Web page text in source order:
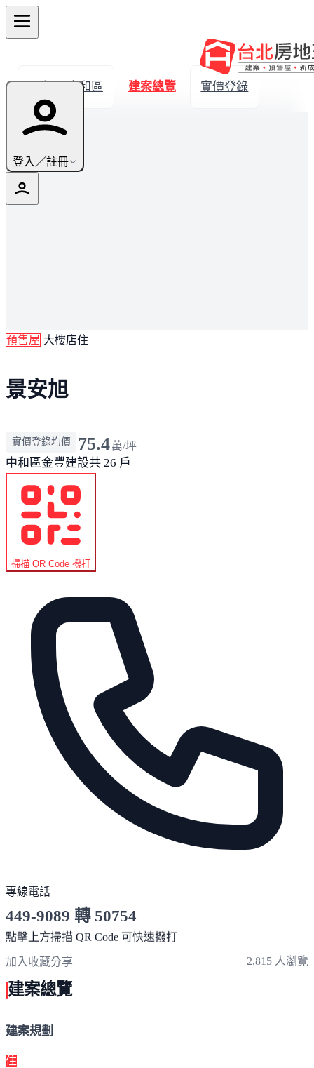
登入／註冊
← 返回中和區 建案總覽 實價登錄
預售屋 大樓店住
景安旭
實價登錄均價 75.4萬/坪
中和區金豐建設共 26 戶
掃描 QR Code 撥打
專線電話
449-9089 轉 50754
服務時間 10:00～19:00
點擊上方掃描 QR Code 可快速撥打
加入收藏分享 2,815 人瀏覽
建案總覽
建案規劃
住